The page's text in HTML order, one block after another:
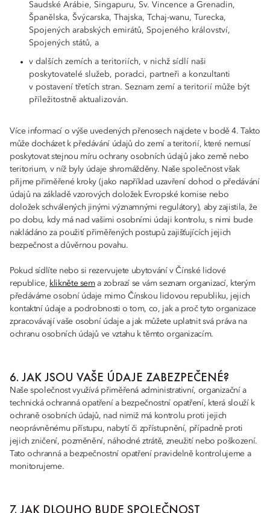
Saudské Arábie, Singapuru, Sv. Vincence a Grenadin,
Španělska, Švýcarska, Thajska, Tchaj-wanu, Turecka,
Spojených arabských emirátů, Spojeného království,
Spojených států, a
v dalších zemích a teritoriích, v nichž sídlí naši
poskytovatelé služeb, poradci, partneři a konzultanti
v postavení třetích stran. Seznam zemí a teritorií může být
příležitostně aktualizován.
Více informací o výše uvedených přenosech najdete v bodě 4. Takto
může docházet k předávání údajů do zemí a teritorií, které nemusí
poskytovat stejnou míru ochrany osobních údajů jako země nebo
teritorium, v níž byly údaje shromážděny. Naše společnost však
přijme přiměřené kroky (jako například uzavření dohod o předávání
údajů na základě vzorových doložek Evropské komise nebo
doložek schválených jinými významnými regulátory), aby zajistila, že
po dobu, kdy má nad vašimi osobními údaji kontrolu, s nimi bude
nakládáno za použití přiměřených postupů zajišťujících jejich
bezpečnost a důvěrnou povahu.
Pokud sídlíte nebo si rezervujete ubytování v Čínské lidové
republice, klikněte sema zobrazí se vám seznam organizací, kterým
předáváme osobní údaje mimo Čínskou lidovou republiku, jejich
kontaktní údaje a podrobnosti o tom, co, jak a proč tyto organizace
zpracovávají vaše osobní údaje a jak můžete uplatnit svá práva na
ochranu osobních údajů ve vztahu k těmto organizacím.
6. JAK JSOU VAŠE ÚDAJE ZABEZPEČENÉ?
Naše společnost využívá přiměřená administrativní, organizační a
technická ochranná opatření a bezpečnostní opatření, která slouží k
ochraně osobních údajů, nad nimiž má kontrolu proti jejich
neoprávněnému přístupu, nabytí či zpřístupnění, případně proti
jejich zničení, pozměnění, náhodné ztrátě, zneužití nebo poškození.
Tato ochranná a bezpečnostní opatření pravidelně kontrolujeme a
monitorujeme.
7. JAK DLOUHO BUDE SPOLEČNOST